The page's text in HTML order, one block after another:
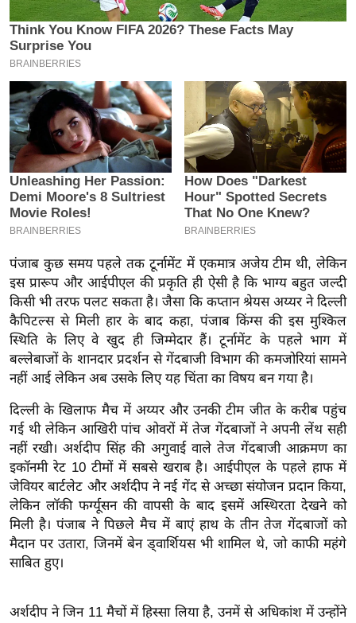
2
0
2
क्रा
इ
म
-
पे
प
मि
सा
ल
बे
मि
ल
श
ख्सि
य
त
यं
ग
इं
या
पंजाब कुछ समय पहले तक टूर्नामेंट में एकमात्र अजेय टीम थी, लेकिन
इस प्रारूप और आईपीएल की प्रकृति ही ऐसी है कि भाग्य बहुत जल्दी
किसी भी तरफ पलट सकता है। जैसा कि कप्तान श्रेयस अय्यर ने दिल्ली
कैपिटल्स से मिली हार के बाद कहा, पंजाब किंग्स की इस मुश्किल
स्थिति के लिए वे खुद ही जिम्मेदार हैं। टूर्नामेंट के पहले भाग में
बल्लेबाजों के शानदार प्रदर्शन से गेंदबाजी विभाग की कमजोरियां सामने
नहीं आई लेकिन अब उसके लिए यह चिंता का विषय बन गया है।
दिल्ली के खिलाफ मैच में अय्यर और उनकी टीम जीत के करीब पहुंच
गई थी लेकिन आखिरी पांच ओवरों में तेज गेंदबाजों ने अपनी लेंथ सही
नहीं रखी। अर्शदीप सिंह की अगुवाई वाले तेज गेंदबाजी आक्रमण का
इकॉनमी रेट 10 टीमों में सबसे खराब है। आईपीएल के पहले हाफ में
जेवियर बार्टलेट और अर्शदीप ने नई गेंद से अच्छा संयोजन प्रदान किया,
लेकिन लॉकी फर्ग्यूसन की वापसी के बाद इसमें अस्थिरता देखने को
मिली है। पंजाब ने पिछले मैच में बाएं हाथ के तीन तेज गेंदबाजों को
मैदान पर उतारा, जिनमें बेन ड्वार्शियस भी शामिल थे, जो काफी महंगे
साबित हुए।
अर्शदीप ने जिन 11 मैचों में हिस्सा लिया है, उनमें से अधिकांश में उन्होंने